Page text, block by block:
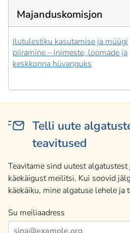
Majanduskomisjon
Ilutulestiku kasutamise ja müügi
piiramine – inimeste, loomade ja
keskkonna hüvanguks
Telli uute
teavitused
Teavitame sind uutest
käekäigust meilitsi. Kui soovid
käekäiku, mine algatuse lehele
Su meiliaadress